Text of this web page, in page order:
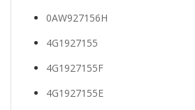
0AW927156H
4G1927155
4G1927155F
4G1927155E